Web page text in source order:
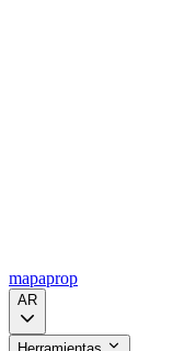
mapaprop
AR